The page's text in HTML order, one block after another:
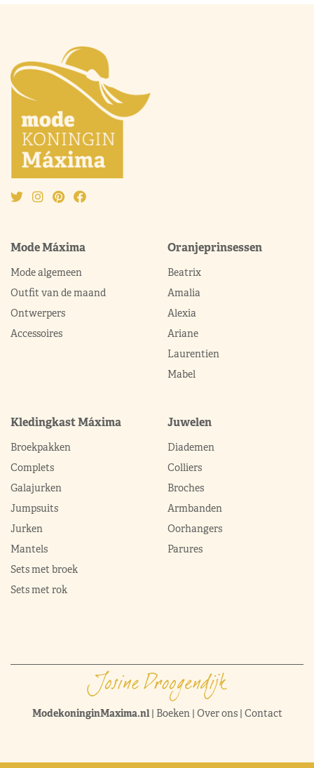
Mode Máxima
Mode algemeen
Outfit van de maand
Ontwerpers
Accessoires
Oranjeprinsessen
Beatrix
Amalia
Alexia
Ariane
Laurentien
Mabel
Kledingkast Máxima
Broekpakken
Complets
Galajurken
Jumpsuits
Jurken
Mantels
Sets met broek
Sets met rok
Juwelen
Diademen
Colliers
Broches
Armbanden
Oorhangers
Parures
ModekoninginMaxima.nl| Boeken| Over ons| Contact